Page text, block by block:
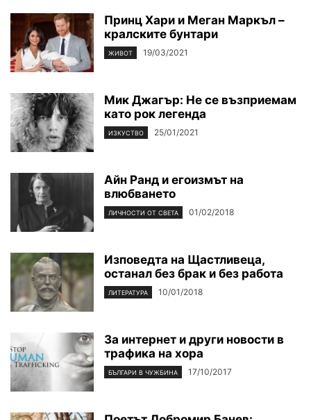
Принц Хари и Меган Маркъл –
кралските бунтари
ЖИВОТ 19/03/2021
Мик Джагър: Не се възприемам
като рок легенда
ИЗКУСТВО 25/01/2021
Айн Ранд и егоизмът на
влюбването
ЛИЧНОСТИ ОТ СВЕТА 01/02/2018
Изповедта на Щастливеца,
останал без брак и без работа
ЛИТЕРАТУРА 10/01/2018
За интернет и други новости в
трафика на хора
БЪЛГАРИ В ЧУЖБИНА 17/10/2017